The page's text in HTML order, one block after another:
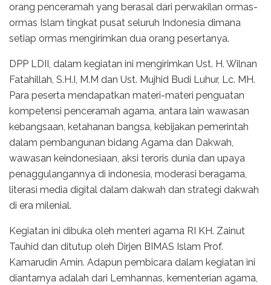
orang penceramah yang berasal dari perwakilan ormas-
ormas Islam tingkat pusat seluruh Indonesia dimana
setiap ormas mengirimkan dua orang pesertanya.
DPP LDII, dalam kegiatan ini mengirimkan Ust. H. Wilnan
Fatahillah, S.H.I, M.M dan Ust. Mujhid Budi Luhur, Lc. MH.
Para peserta mendapatkan materi-materi penguatan
kompetensi penceramah agama, antara lain wawasan
kebangsaan, ketahanan bangsa, kebijakan pemerintah
dalam pembangunan bidang Agama dan Dakwah,
wawasan keindonesiaan, aksi teroris dunia dan upaya
penaggulangannya di indonesia, moderasi beragama,
literasi media digital dalam dakwah dan strategi dakwah
di era milenial.
Kegiatan ini dibuka oleh menteri agama RI KH. Zainut
Tauhid dan ditutup oleh Dirjen BIMAS Islam Prof.
Kamarudin Amin. Adapun pembicara dalam kegiatan ini
diantarnya adalah dari Lemhannas, kementerian agama,